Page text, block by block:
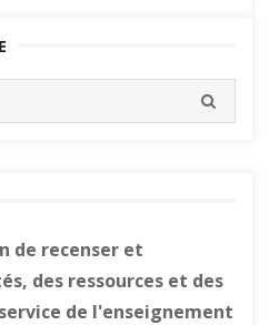
de recenser et
des ressources et des
de l'enseignement